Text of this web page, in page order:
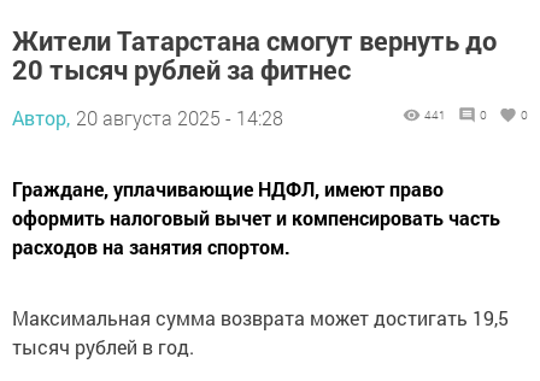
Жители Татарстана смогут вернуть до
20 тысяч рублей за фитнес
Автор, 20 августа 2025 - 14:28 441 0 0
Граждане, уплачивающие НДФЛ, имеют право
оформить налоговый вычет и компенсировать часть
расходов на занятия спортом.
Максимальная сумма возврата может достигать 19,5
тысяч рублей в год.